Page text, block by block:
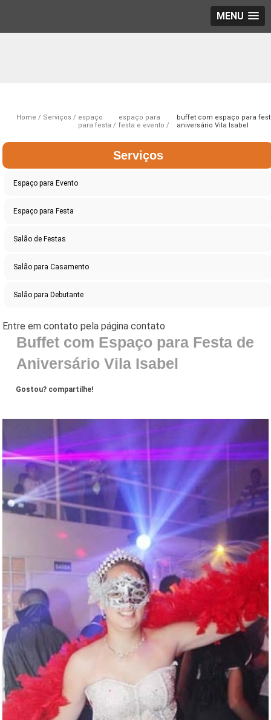
MENU
Home Serviços
espaço
para festa
espaço para
festa e evento
buffet com espaço para
aniversário Vila Isabel
Serviços
Espaço para Evento
Espaço para Festa
Salão de Festas
Salão para Casamento
Salão para Debutante
Buffet com Espaço para Festa de
Aniversário Vila Isabel
Gostou? compartilhe!